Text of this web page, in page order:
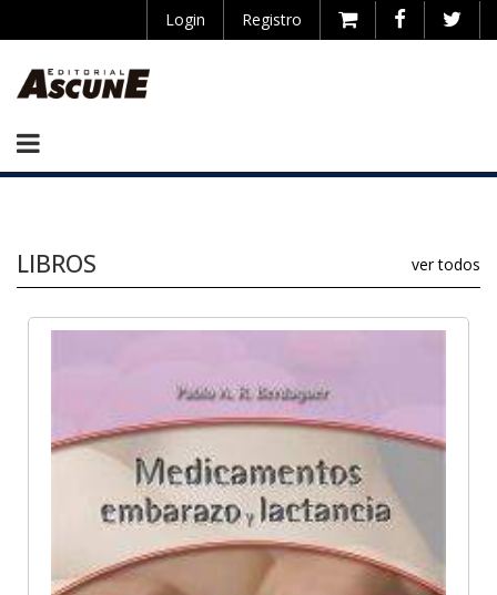
Login Registro
LIBROS ver todos